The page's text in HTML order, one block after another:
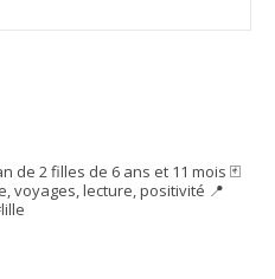
de 2 filles de 6 ans et 11 mois 🃏
voyages, lecture, positivité 📍